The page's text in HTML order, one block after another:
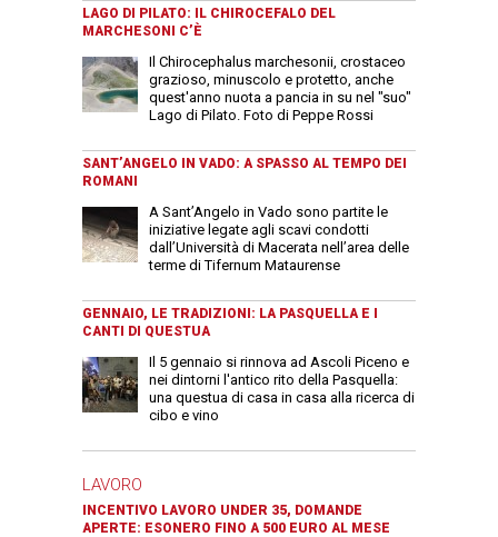
LAGO DI PILATO: IL CHIROCEFALO DEL
MARCHESONI C’È
Il Chirocephalus marchesonii, crostaceo
grazioso, minuscolo e protetto, anche
quest'anno nuota a pancia in su nel "suo"
Lago di Pilato. Foto di Peppe Rossi
SANT’ANGELO IN VADO: A SPASSO AL TEMPO DEI
ROMANI
A Sant’Angelo in Vado sono partite le
iniziative legate agli scavi condotti
dall’Università di Macerata nell’area delle
terme di Tifernum Mataurense
GENNAIO, LE TRADIZIONI: LA PASQUELLA E I
CANTI DI QUESTUA
Il 5 gennaio si rinnova ad Ascoli Piceno e
nei dintorni l'antico rito della Pasquella:
una questua di casa in casa alla ricerca di
cibo e vino
LAVORO
INCENTIVO LAVORO UNDER 35, DOMANDE
APERTE: ESONERO FINO A 500 EURO AL MESE